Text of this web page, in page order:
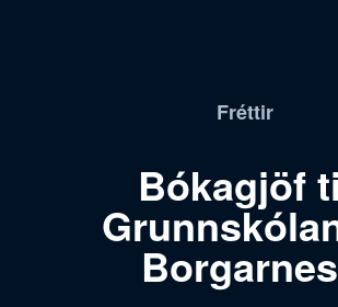
Fréttir
Bókagjöf